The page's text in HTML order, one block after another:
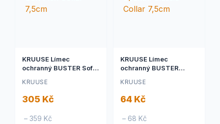
KRUUSE Límec
ochranný BUSTER Soft
KRUUSE
305 Kč
– 359 Kč
KRUUSE Límec
ochranný BUSTER
7,5cm
KRUUSE
64 Kč
– 68 Kč